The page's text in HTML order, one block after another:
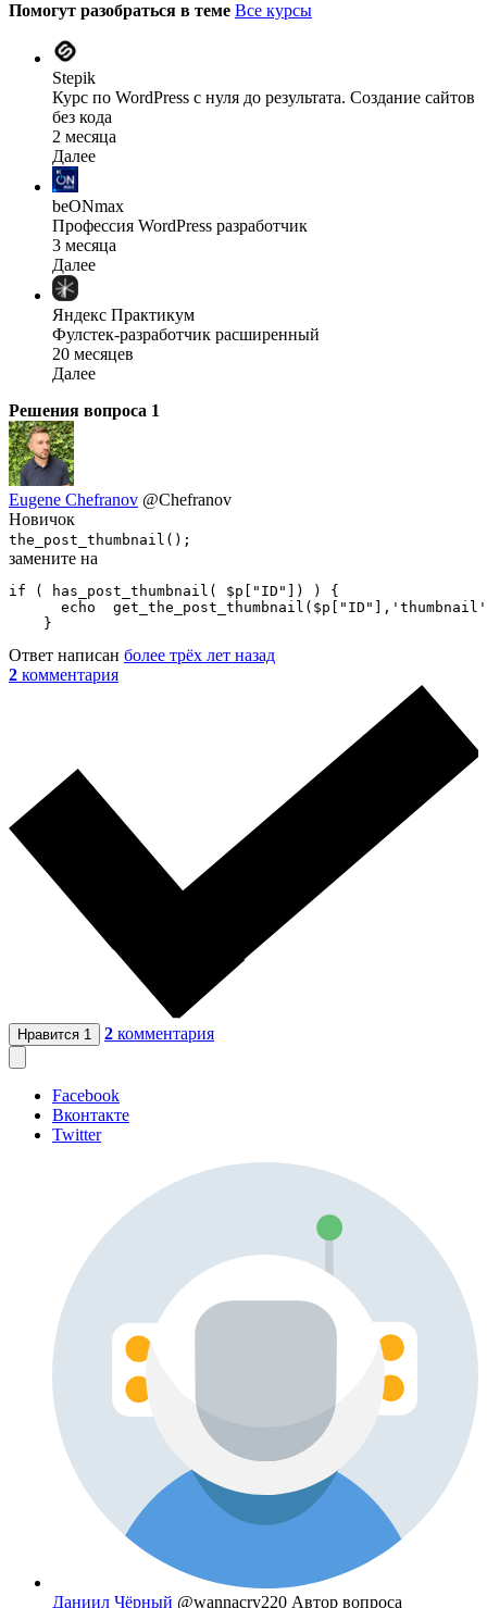
Помогут разобраться в теме Все курсы
Stepik
Курс по WordPress с нуля до результата. Создание сайтов
без кода
2 месяца
Далее
beONmax
Профессия WordPress разработчик
3 месяца
Далее
Яндекс Практикум
Фулстек-разработчик расширенный
20 месяцев
Далее
Решения вопроса 1
Eugene Chefranov @Chefranov
Новичок
the_post_thumbnail();
замените на
if ( has_post_thumbnail( $p["ID"]) ) {
echo
    }
Ответ написан более трёх лет назад
2 комментария
Нравится 1 2 комментария
Facebook
Вконтакте
Twitter
Даниил Чёрный @wannacry220 Автор вопроса